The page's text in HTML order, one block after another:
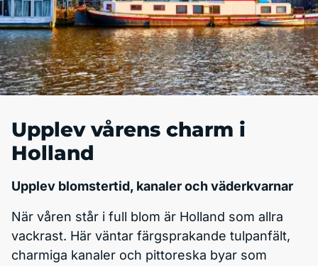
Upplev vårens charm i
Holland
Upplev blomstertid, kanaler och väderkvarnar
När våren står i full blom är Holland som allra
vackrast. Här väntar färgsprakande tulpanfält,
charmiga kanaler och pittoreska byar som